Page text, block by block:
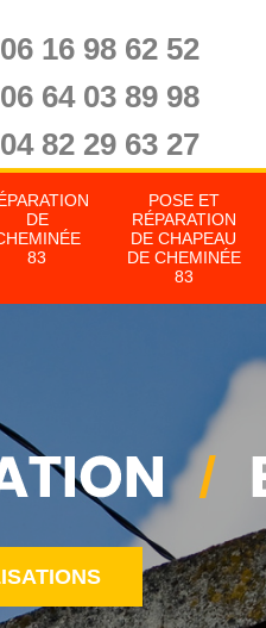
06 16 98 62 52
06 64 03 89 98
04 82 29 63 27
DE
83
POSE ET
RÉPARATION
DE CHAPEAU
DE CHEMINÉE
83